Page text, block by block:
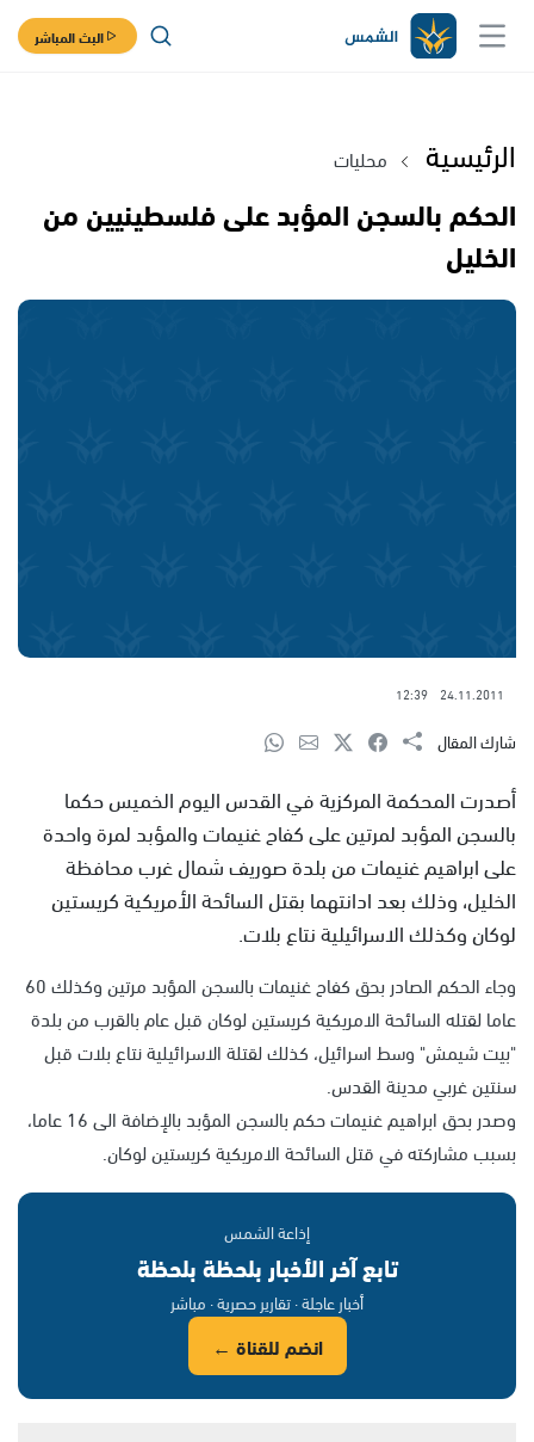
البث المباشر
الرئيسية محليات
الحكم بالسجن المؤبد على فلسطينيين من
الخليل
24.11.2011
12:39
شارك المقال
أصدرت المحكمة المركزية في القدس اليوم الخميس حكما
بالسجن المؤبد لمرتين على كفاح غنيمات والمؤبد لمرة واحدة
على ابراهيم غنيمات من بلدة صوريف شمال غرب محافظة
الخليل، وذلك بعد ادانتهما بقتل السائحة الأمريكية كريستين
لوكان وكذلك الاسرائيلية نتاع بلات.
وجاء الحكم الصادر بحق كفاح غنيمات بالسجن المؤبد مرتين وكذلك 60
عاما لقتله السائحة الامريكية كريستين لوكان قبل عام بالقرب من بلدة
"بيت شيمش" وسط اسرائيل، كذلك لقتلة الاسرائيلية نتاع بلات قبل
سنتين غربي مدينة القدس.
وصدر بحق ابراهيم غنيمات حكم بالسجن المؤبد بالإضافة الى 16 عاما،
بسبب مشاركته في قتل السائحة الامريكية كريستين لوكان.
إذاعة الشمس
تابع آخر الأخبار بلحظة بلحظة
أخبار عاجلة · تقارير حصرية · مباشر
انضم للقناة ←